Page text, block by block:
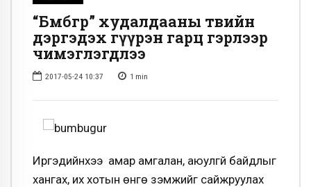
“Бөмбөгөр” худалдааны төвийн
дэргэдэх гүүрэн гарц гэрлээр
чимэглэгдлээ
2017-05-24 10:37 1 min
Иргэдийнхээ амар амгалан, аюулгүй байдлыг
хангах, их хотын өнгө үзэмжийг сайжруулах